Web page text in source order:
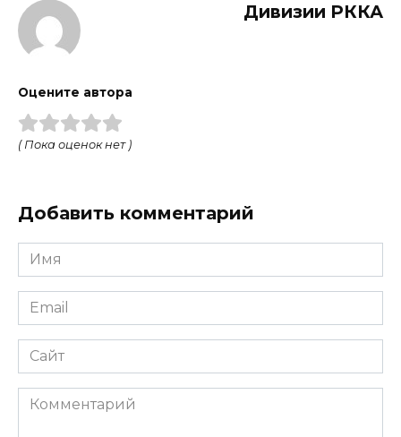
Дивизии РККА
Оцените автора
( Пока оценок нет )
Добавить комментарий
Имя
Email
Сайт
Комментарий